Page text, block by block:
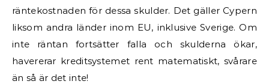
räntekostnaden för dessa skulder. Det gäller Cypern
liksom andra länder inom EU, inklusive Sverige. Om
inte räntan fortsätter falla och skulderna ökar,
havererar kreditsystemet rent matematiskt, svårare
än så är det inte!